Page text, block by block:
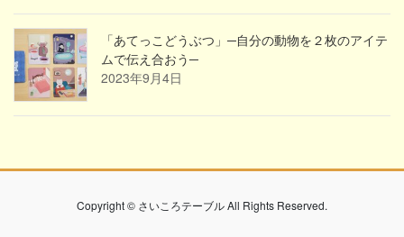
「あてっこどうぶつ」─自分の動物を２枚のアイテ
ムで伝え合おう─
2023年9月4日
Copyright © さいころテーブル All Rights Reserved.